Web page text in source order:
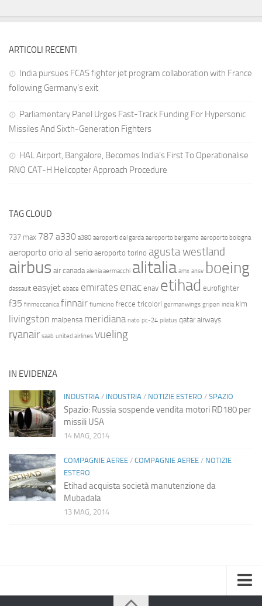
ARTICOLI RECENTI
India pursues FCAS fighter jet program collaboration with France
following Germany’s exit
Parliamentary Panel Urges Fast-Track Funding For Hypersonic
Missiles And Sixth-Generation Fighters
HAL Airport, Bangalore, Becomes India’s First To Operationalise
RNO CAT-H Helicopter Approach Procedure
TAG CLOUD
737 max 787 a330 a380 aeroporti del garda aeroporto bergamo aeroporto bologna
aeroporto orio al serio aeroporto torino agusta westland
airbus air canada alenia aermacchi alitalia amx ansv boeing
dassault easyjet ebace emirates enac enav etihad eurofighter
f35 finmeccanica finnair fiumicino frecce tricolori germanwings gripen india klm
livingston malpensa meridiana nato pc-24 pilatus qatar airways
ryanair saab united airlines vueling
IN EVIDENZA
INDUSTRIA / INDUSTRIA / NOTIZIE ESTERO / SPAZIO
Spazio: Russia sospende vendita motori RD180 per
missili USA
14 MAG, 2014
COMPAGNIE AEREE / COMPAGNIE AEREE / NOTIZIE
ESTERO
Etihad acquista società manutenzione da
Mubadala
13 MAG, 2014